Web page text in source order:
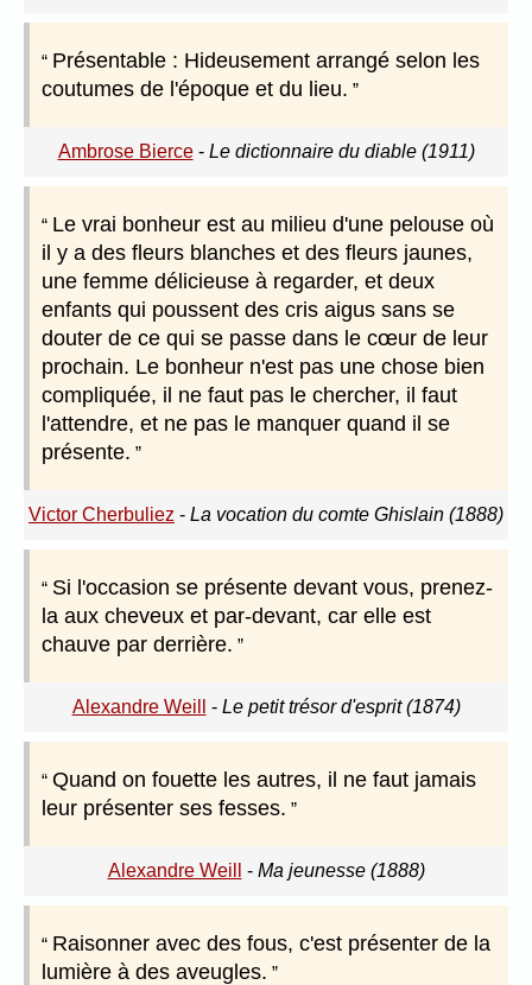
Présentable : Hideusement arrangé selon les
coutumes de l'époque et du lieu.
Ambrose Bierce- Le dictionnaire du diable (1911)
Le vrai bonheur est au milieu d'une pelouse où
il y a des fleurs blanches et des fleurs jaunes,
une femme délicieuse à regarder, et deux
enfants qui poussent des cris aigus sans se
douter de ce qui se passe dans le cœur de leur
prochain. Le bonheur n'est pas une chose bien
compliquée, il ne faut pas le chercher, il faut
l'attendre, et ne pas le manquer quand il se
présente.
Victor Cherbuliez - La vocation du comte Ghislain (1888)
Si l'occasion se présente devant vous, prenez-
la aux cheveux et par-devant, car elle est
chauve par derrière.
Alexandre Weill - Le petit trésor d'esprit (1874)
Quand on fouette les autres, il ne faut jamais
leur présenter ses fesses.
Alexandre Weill - Ma jeunesse (1888)
Raisonner avec des fous, c'est présenter de la
lumière à des aveugles.